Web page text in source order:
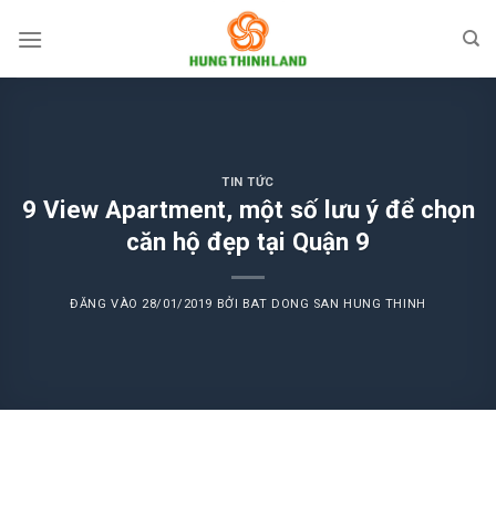
qua
TIN TỨC
9 View Apartment, một số lưu ý để chọn
căn hộ đẹp tại Quận 9
ĐĂNG VÀO 28/01/2019 BỞI BAT DONG SAN HUNG THINH